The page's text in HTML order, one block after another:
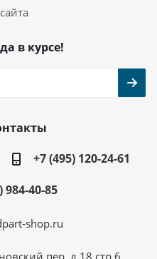
в курсе!
+7 (495) 120-24-61
984-40-85
shop.ru
пер, д.18 стр.6,